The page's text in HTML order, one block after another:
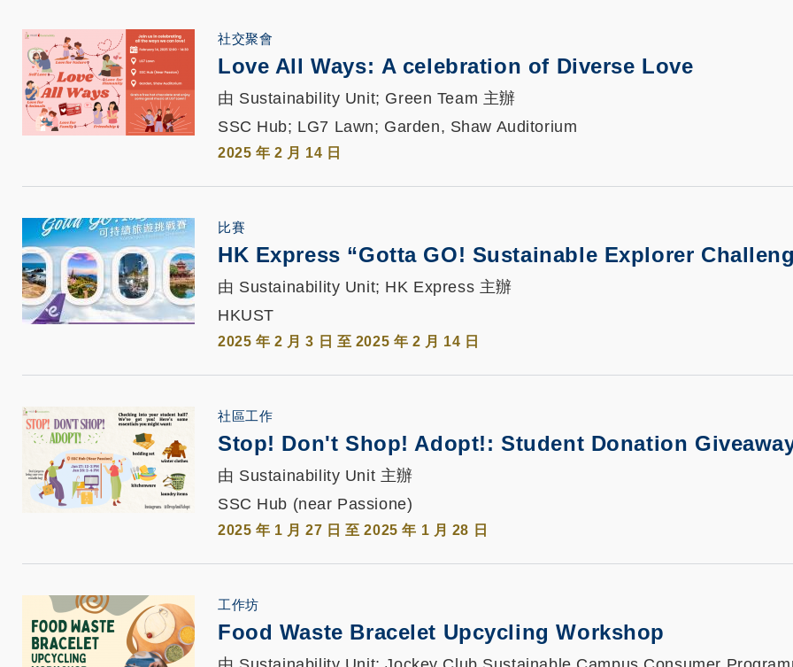
社交聚會
Love All Ways: A celebration of Diverse Love
由 Sustainability Unit; Green Team 主辦
SSC Hub; LG7 Lawn; Garden, Shaw Auditorium
2025 年 2 月 14 日
比賽
HK Express “Gotta GO! Sustainable Explorer
由 Sustainability Unit; HK Express 主辦
HKUST
2025 年 2 月 3 日 至 2025 年 2 月 14 日
社區工作
Stop! Don't Shop! Adopt!: Student Donation
由 Sustainability Unit 主辦
SSC Hub (near Passione)
2025 年 1 月 27 日 至 2025 年 1 月 28 日
工作坊
Food Waste Bracelet Upcycling Workshop